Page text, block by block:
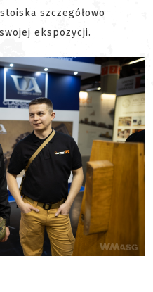
szczegółowo
ekspozycji.